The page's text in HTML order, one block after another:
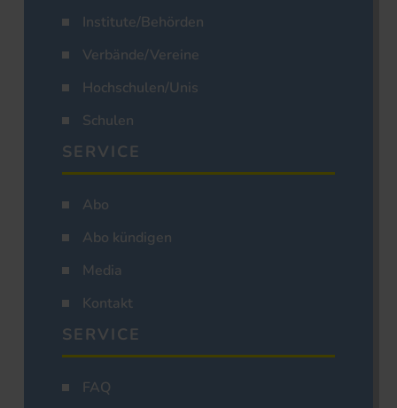
Institute/Behörden
Verbände/Vereine
Hochschulen/Unis
Schulen
SERVICE
Abo
Abo kündigen
Media
Kontakt
SERVICE
FAQ